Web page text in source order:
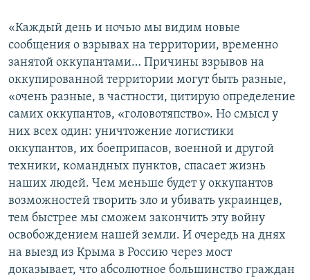
«Каждый день и ночью мы видим новые
сообщения о взрывах на территории, временно
занятой оккупантами… Причины взрывов на
оккупированной территории могут быть разные,
«очень разные, в частности, цитирую определение
самих оккупантов, «головотяпство». Но смысл у
них всех один: уничтожение логистики
оккупантов, их боеприпасов, военной и другой
техники, командных пунктов, спасает жизнь
наших людей. Чем меньше будет у оккупантов
возможностей творить зло и убивать украинцев,
тем быстрее мы сможем закончить эту войну
освобождением нашей земли. И очередь на днях
на выезд из Крыма в Россию через мост
доказывает, что абсолютное большинство граждан